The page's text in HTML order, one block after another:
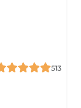
513